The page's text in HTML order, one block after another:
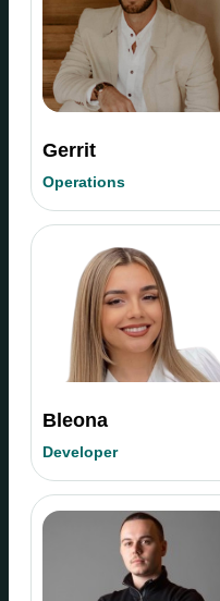
Gerrit
Operations
Bleona
Developer